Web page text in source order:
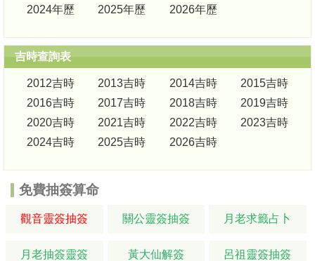
2024年歷
2025年歷 2026年歷
吉時查詢表
2012吉時 2013吉時 2014吉時
2015吉時
2016吉時
2017吉時 2018吉時
2019吉時
2020吉時
2021吉時 2022吉時
2023吉時
2024吉時
2025吉時 2026吉時
免費抽簽算命
觀音靈簽抽簽 關公靈簽抽簽 月老求籤占卜
月老抽簽靈簽 黃大仙解簽 呂祖靈簽抽簽